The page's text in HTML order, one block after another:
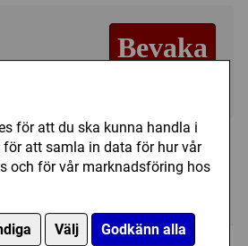
för att du ska kunna handla i
att samla in data för hur vår
och för vår marknadsföring hos
Välj Godkänn alla
Bevaka
köpt Dragon Shield:
Fit Sleeves - Clear
köpt